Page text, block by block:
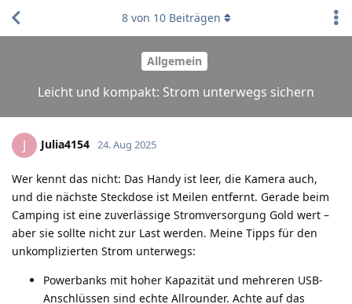
Allgemein
Leicht und kompakt: Strom unterwegs sichern
8von 10Beiträgen
J Julia4154 24. Aug 2025
Wer kennt das nicht: Das Handy ist leer, die Kamera auch,
und die nächste Steckdose ist Meilen entfernt. Gerade beim
Camping ist eine zuverlässige Stromversorgung Gold wert –
aber sie sollte nicht zur Last werden. Meine Tipps für den
unkomplizierten Strom unterwegs:
Powerbanks mit hoher Kapazität und mehreren USB-
Anschlüssen sind echte Allrounder. Achte auf das